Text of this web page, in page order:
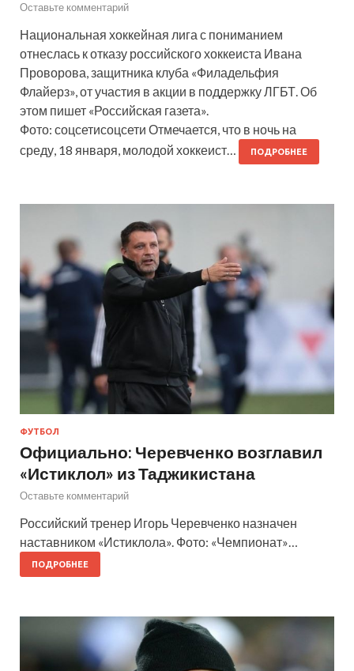
Оставьте комментарий
Национальная хоккейная лига с пониманием
отнеслась к отказу российского хоккеиста Ивана
Проворова, защитника клуба «Филадельфия
Флайерз», от участия в акции в поддержку ЛГБТ. Об
этом пишет «Российская газета».
Фото: соцсетисоцсети Отмечается, что в ночь на
среду, 18 января, молодой хоккеист…
ПОДРОБНЕЕ
ФУТБОЛ
Официально: Черевченко возглавил
«Истиклол» из Таджикистана
Оставьте комментарий
Российский тренер Игорь Черевченко назначен
наставником «Истиклола». Фото: «Чемпионат»…
ПОДРОБНЕЕ